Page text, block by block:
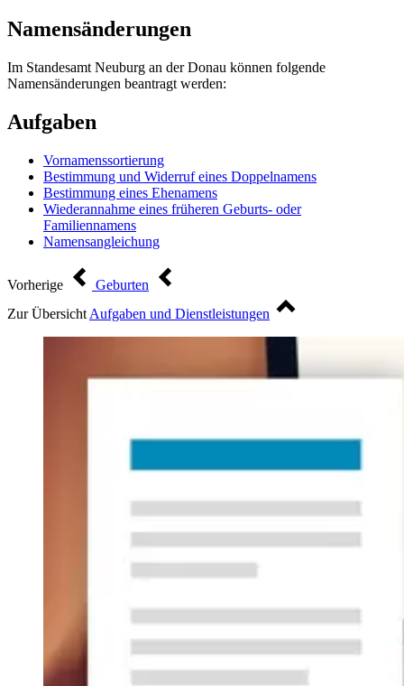
Namensänderungen
Im Standesamt Neuburg an der Donau können folgende
Namensänderungen beantragt werden:
Aufgaben
Vornamenssortierung
Bestimmung und Widerruf eines Doppelnamens
Bestimmung eines Ehenamens
Wiederannahme eines früheren Geburts- oder
Familiennamens
Namensangleichung
Vorherige
Geburten
Zur Übersicht Aufgaben und Dienstleistungen